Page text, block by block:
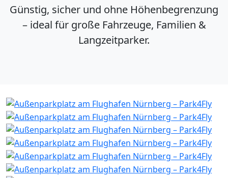
Günstig, sicher und ohne Höhenbegrenzung
– ideal für große Fahrzeuge, Familien &
Langzeitparker.